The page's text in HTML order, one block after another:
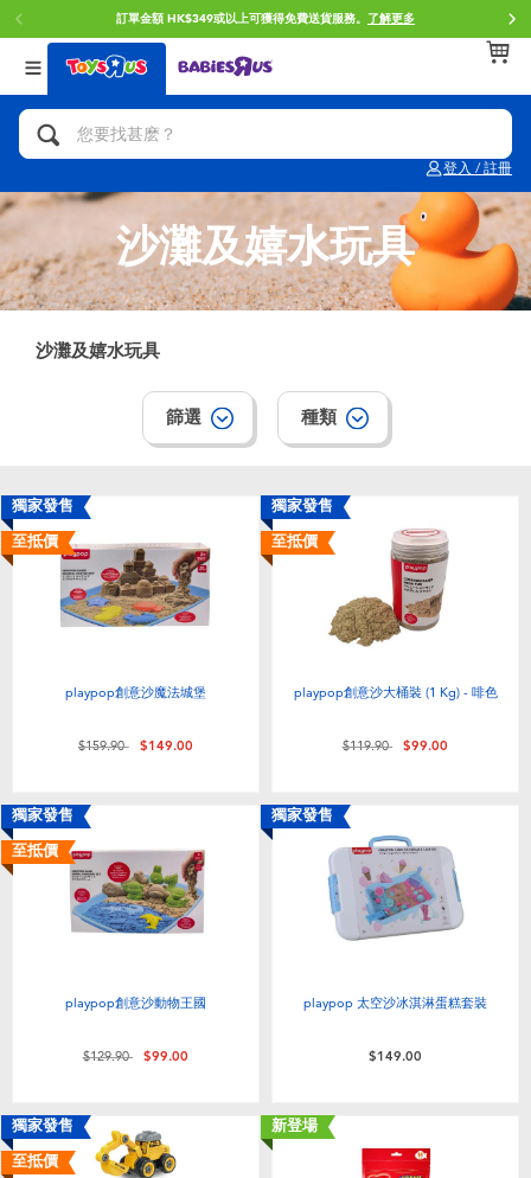
訂單金額 HK$349或以上可獲得免費送貨服務。 了解更多
登入 / 註冊
返回
分類目錄
人氣英雄,角色扮演,射擊玩具
單車,滑板車,騎乘車
拼砌組合及樂高LEGO
玩具車,貨車,火車及遙控系列
手工藝,文具,蠟筆,泥膠,畫板
電子玩具
遊戲及拼圖系列
戶外及運動用品
派對用品
角色扮演及造型系列
夏日用品
任天堂 Switch
返回
品牌
Brunch Brother 早午餐兄弟
Toy Story反斗奇兵
Spider-Man蜘蛛俠
Mini Brands
Play-Doh培樂多
playpop
LEGO樂高
Fuggler
Tomica多美
Globber高樂寶
返回
年齢
0~2歳
3~4歳
5~7歳
8~11歳
12~14歳
沙灘及嬉水玩具
沙灘及嬉水玩具
篩選 種類
獨家發售
至抵價
playpop創意沙魔法城堡
價格從
$159.90至$149.00
獨家發售
至抵價
playpop創意沙大桶裝 (1 Kg) - 啡色
價格從
$119.90至$99.00
獨家發售
至抵價
playpop創意沙動物王國
價格從
$129.90至$99.00
獨家發售
playpop 太空沙冰淇淋蛋糕套裝
$149.00
獨家發售
至抵價
新登場